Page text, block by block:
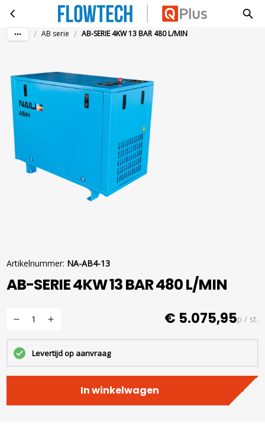
Ga naar hoofdinhoudAB-SERIE 4KW 13 BAR 480 L/MIN
/ AB serie / AB-SERIE 4KW 13 BAR 480 L/MIN
Artikelnummer: NA-AB4-13
AB-SERIE 4KW 13 BAR 480 L/MIN
€ 5.075,95p / st.
Levertijd op aanvraag
In winkelwagen